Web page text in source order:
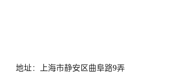
地址：上海市静安区曲阜路9弄